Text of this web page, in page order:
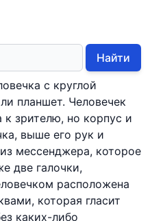
Найти
с круглой
планшет. Человечек
к зрителю, но корпус и
выше его рук и
мессенджера, которое
две галочки,
расположена
которая гласит
каких-либо